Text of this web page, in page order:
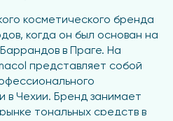
косметического бренда
когда он был основан на
в Праге. На
представляет собой
в Чехии. Бренд занимает
тональных средств в